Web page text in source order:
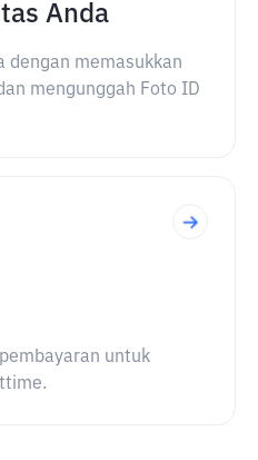
Anda
dengan memasukkan
mengunggah Foto ID
untuk